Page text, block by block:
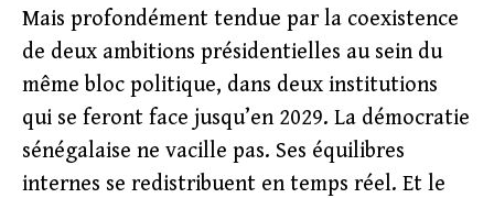
Mais profondément tendue par la coexistence
de deux ambitions présidentielles au sein du
même bloc politique, dans deux institutions
qui se feront face jusqu’en 2029. La démocratie
sénégalaise ne vacille pas. Ses équilibres
internes se redistribuent en temps réel. Et le